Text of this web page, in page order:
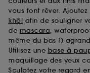
vous font rêver. Ajoutez
khôl afin de souligner
de mascara,
même du bas !)
Utilisez une base à
maquillage des yeux
Sculptez votre regard